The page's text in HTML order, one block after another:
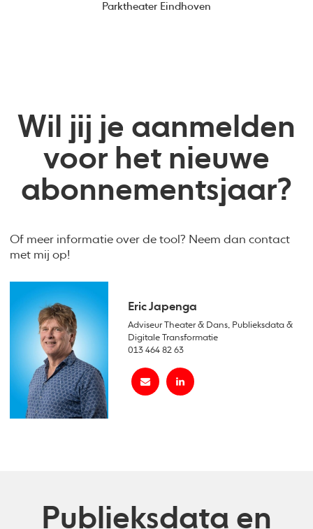
Parktheater Eindhoven
Wil jij je aanmelden
voor het nieuwe
abonnementsjaar?
Of meer informatie over de tool? Neem dan contact
met mij op!
Eric Japenga
Adviseur Theater & Dans, Publieksdata &
Digitale Transformatie
013 464 82 63
Publieksdata en